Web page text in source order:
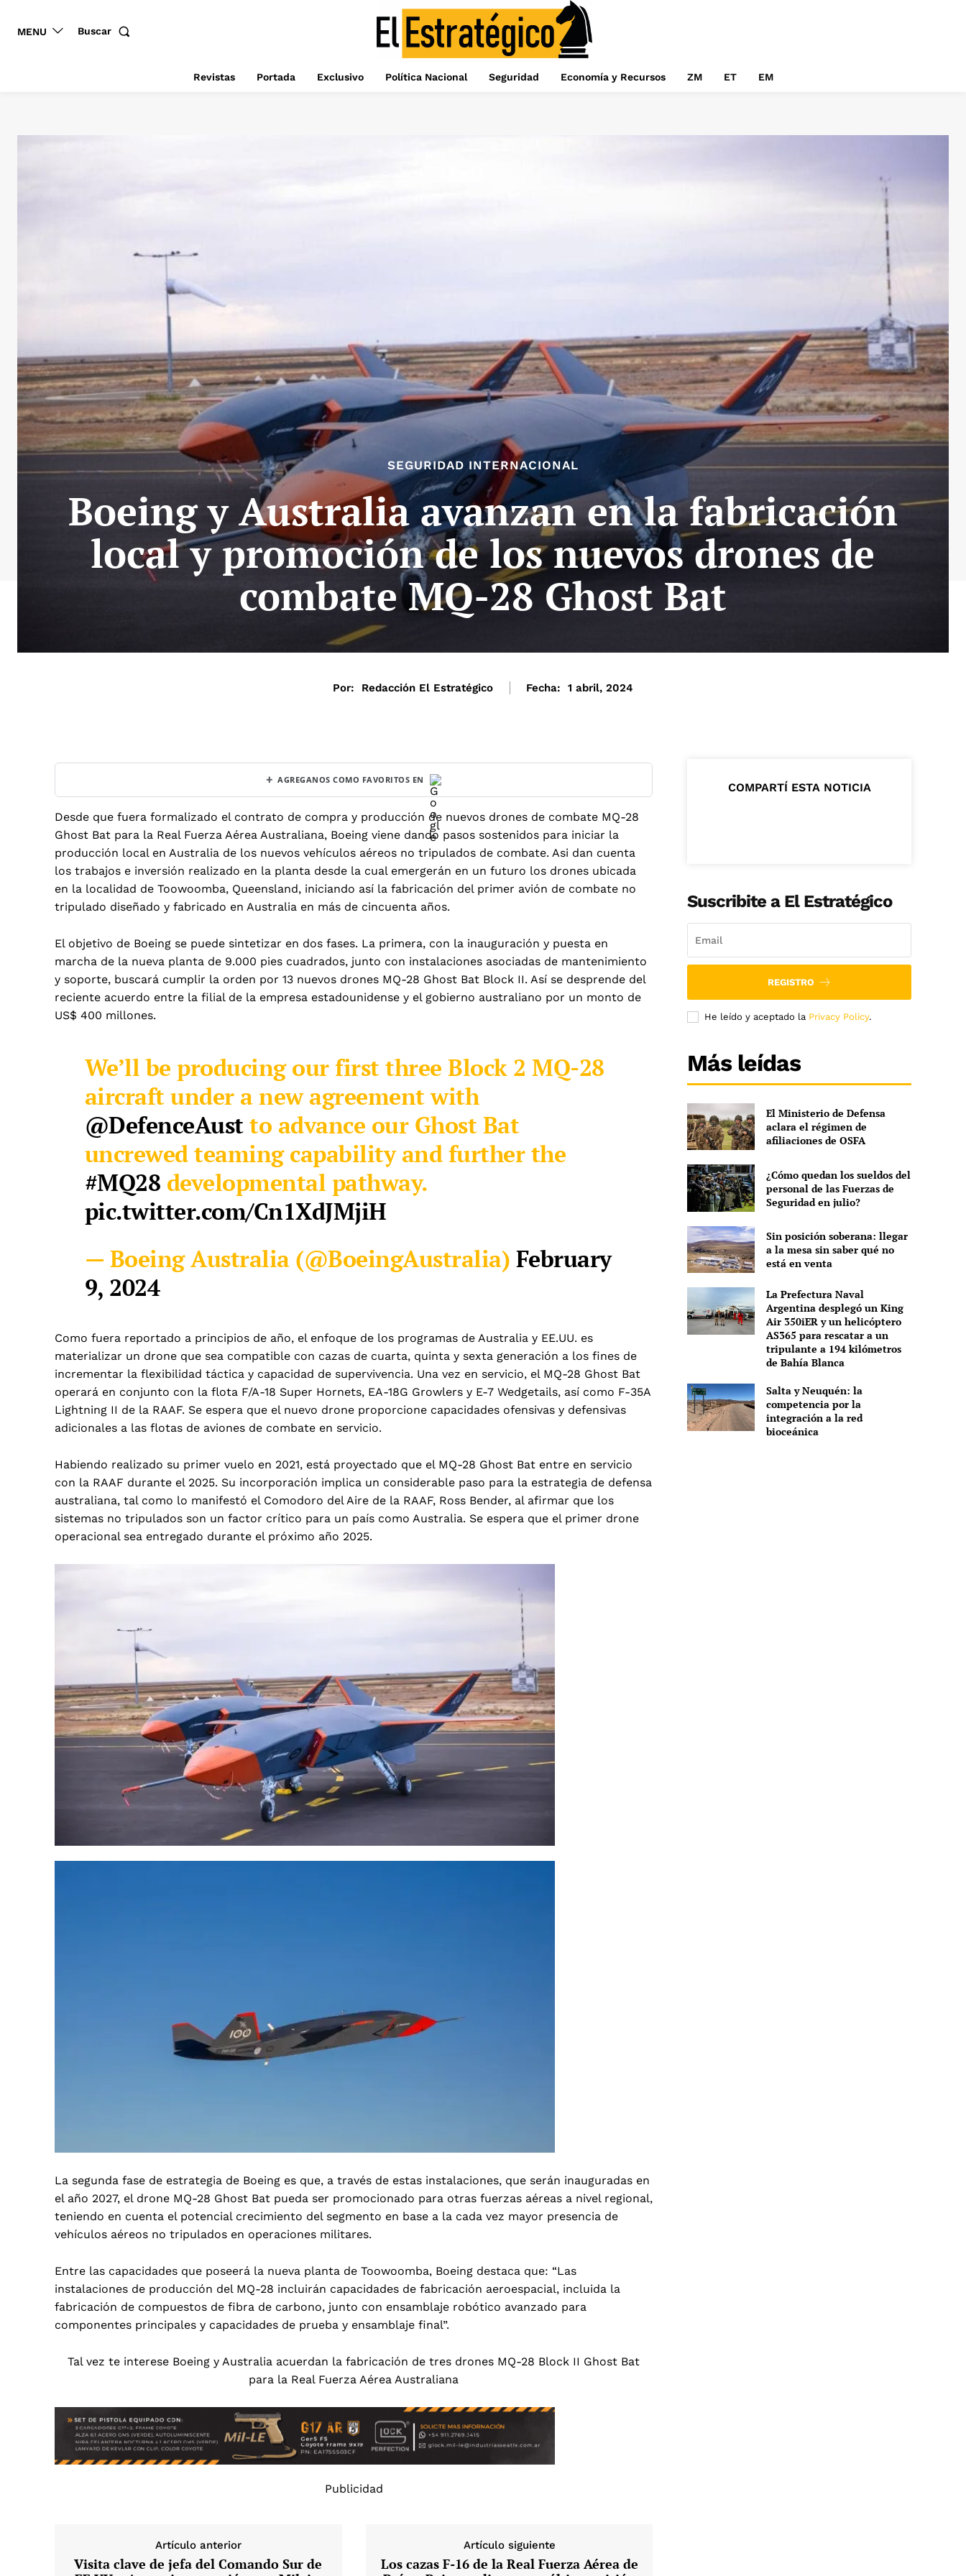
MENU Buscar
Revistas Portada Exclusivo Política Nacional Seguridad Economía y Recursos ZM ET EM
SEGURIDAD INTERNACIONAL
Boeing y Australia avanzan en la fabricación
local y promoción de los nuevos drones de
combate MQ-28 Ghost Bat
Por: Redacción El Estratégico Fecha: 1 abril, 2024
+ AGREGANOS COMO FAVORITOS EN
Desde que fuera formalizado el contrato de compra y producción de nuevos drones de combate MQ-28
Ghost Bat para la Real Fuerza Aérea Australiana, Boeing viene dando pasos sostenidos para iniciar la
producción local en Australia de los nuevos vehículos aéreos no tripulados de combate. Asi dan cuenta
los trabajos e inversión realizado en la planta desde la cual emergerán en un futuro los drones ubicada
en la localidad de Toowoomba, Queensland, iniciando así la fabricación del primer avión de combate no
tripulado diseñado y fabricado en Australia en más de cincuenta años.
El objetivo de Boeing se puede sintetizar en dos fases. La primera, con la inauguración y puesta en
marcha de la nueva planta de 9.000 pies cuadrados, junto con instalaciones asociadas de mantenimiento
y soporte, buscará cumplir la orden por 13 nuevos drones MQ-28 Ghost Bat Block II. Así se desprende del
reciente acuerdo entre la filial de la empresa estadounidense y el gobierno australiano por un monto de
US$ 400 millones.
We’ll be producing our first three Block 2 MQ-28
aircraft under a new agreement with
@DefenceAustto advance our Ghost Bat
uncrewed teaming capability and further the
#MQ28 developmental pathway.
pic.twitter.com/Cn1XdJMjiH
— Boeing Australia (@BoeingAustralia) February
9, 2024
Como fuera reportado a principios de año, el enfoque de los programas de Australia y EE.UU. es
materializar un drone que sea compatible con cazas de cuarta, quinta y sexta generación a los fines de
incrementar la flexibilidad táctica y capacidad de supervivencia. Una vez en servicio, el MQ-28 Ghost Bat
operará en conjunto con la flota F/A-18 Super Hornets, EA-18G Growlers y E-7 Wedgetails, así como F-35A
Lightning II de la RAAF. Se espera que el nuevo drone proporcione capacidades ofensivas y defensivas
adicionales a las flotas de aviones de combate en servicio.
Habiendo realizado su primer vuelo en 2021, está proyectado que el MQ-28 Ghost Bat entre en servicio
con la RAAF durante el 2025. Su incorporación implica un considerable paso para la estrategia de defensa
australiana, tal como lo manifestó el Comodoro del Aire de la RAAF, Ross Bender, al afirmar que los
sistemas no tripulados son un factor crítico para un país como Australia. Se espera que el primer drone
operacional sea entregado durante el próximo año 2025.
La segunda fase de estrategia de Boeing es que, a través de estas instalaciones, que serán inauguradas en
el año 2027, el drone MQ-28 Ghost Bat pueda ser promocionado para otras fuerzas aéreas a nivel regional,
teniendo en cuenta el potencial crecimiento del segmento en base a la cada vez mayor presencia de
vehículos aéreos no tripulados en operaciones militares.
Entre las capacidades que poseerá la nueva planta de Toowoomba, Boeing destaca que: “Las
instalaciones de producción del MQ-28 incluirán capacidades de fabricación aeroespacial, incluida la
fabricación de compuestos de fibra de carbono, junto con ensamblaje robótico avanzado para
componentes principales y capacidades de prueba y ensamblaje final”.
Tal vez te interese Boeing y Australia acuerdan la fabricación de tres drones MQ-28 Block II Ghost Bat
para la Real Fuerza Aérea Australiana
Publicidad
Artículo anterior
Visita clave de jefa del Comando Sur de
Artículo siguiente
Los cazas F-16 de la Real Fuerza Aérea de
COMPARTÍ ESTA NOTICIA
Suscribite a El Estratégico
REGISTRO
He leído y aceptado la Privacy Policy.
Más leídas
El Ministerio de Defensa
aclara el régimen de
afiliaciones de OSFA
¿Cómo quedan los sueldos del
personal de las Fuerzas de
Seguridad en julio?
Sin posición soberana: llegar
a la mesa sin saber qué no
está en venta
La Prefectura Naval
Argentina desplegó un King
Air 350iER y un helicóptero
AS365 para rescatar a un
tripulante a 194 kilómetros
de Bahía Blanca
Salta y Neuquén: la
competencia por la
integración a la red
bioceánica